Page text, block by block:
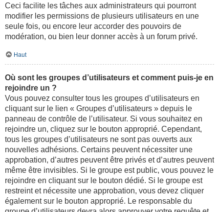
Ceci facilite les tâches aux administrateurs qui pourront
modifier les permissions de plusieurs utilisateurs en une
seule fois, ou encore leur accorder des pouvoirs de
modération, ou bien leur donner accès à un forum privé.
Haut
Où sont les groupes d’utilisateurs et comment puis-je en
rejoindre un ?
Vous pouvez consulter tous les groupes d’utilisateurs en
cliquant sur le lien « Groupes d’utilisateurs » depuis le
panneau de contrôle de l’utilisateur. Si vous souhaitez en
rejoindre un, cliquez sur le bouton approprié. Cependant,
tous les groupes d’utilisateurs ne sont pas ouverts aux
nouvelles adhésions. Certains peuvent nécessiter une
approbation, d’autres peuvent être privés et d’autres peuvent
même être invisibles. Si le groupe est public, vous pouvez le
rejoindre en cliquant sur le bouton dédié. Si le groupe est
restreint et nécessite une approbation, vous devez cliquer
également sur le bouton approprié. Le responsable du